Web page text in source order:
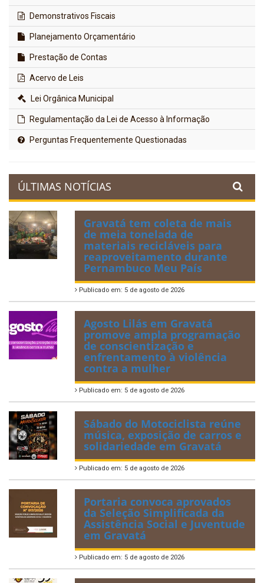
Demonstrativos Fiscais
Planejamento Orçamentário
Prestação de Contas
Acervo de Leis
Lei Orgânica Municipal
Regulamentação da Lei de Acesso à Informação
Perguntas Frequentemente Questionadas
ÚLTIMAS NOTÍCIAS
Gravatá tem coleta de mais
de meia tonelada de
materiais recicláveis para
reaproveitamento durante
Pernambuco Meu País
Publicado em: 5 de agosto de 2026
Agosto Lilás em Gravatá
promove ampla programação
de conscientização e
enfrentamento à violência
contra a mulher
Publicado em: 5 de agosto de 2026
Sábado do Motociclista reúne
música, exposição de carros e
solidariedade em Gravatá
Publicado em: 5 de agosto de 2026
Portaria convoca aprovados
da Seleção Simplificada da
Assistência Social e Juventude
em Gravatá
Publicado em: 5 de agosto de 2026